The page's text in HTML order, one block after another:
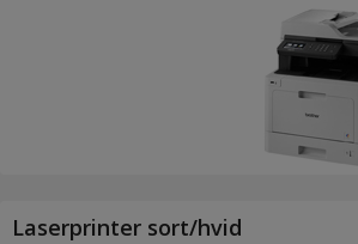
Laserprinter sort/hvid